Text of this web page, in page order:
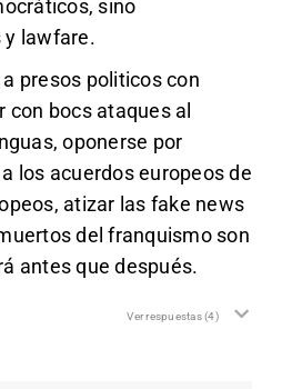
sino
lawfare.
presos politicos con
con bocs ataques al
oponerse por
los acuerdos europeos de
atizar las fake news
del franquismo son
antes que después.
Ver respuestas(4)